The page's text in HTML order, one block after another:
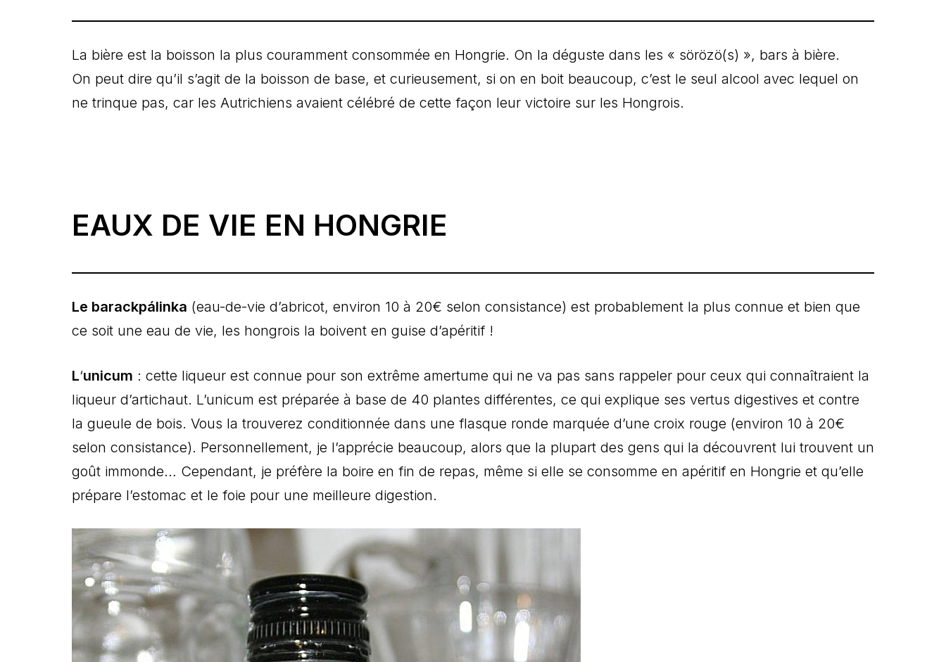
La bière est la boisson la plus couramment consommée en Hongrie. On la déguste dans les « sörözö(s) », bars à bière.
On peut dire qu’il s’agit de la boisson de base, et curieusement, si on en boit beaucoup, c’est le seul alcool avec lequel on
ne trinque pas, car les Autrichiens avaient célébré de cette façon leur victoire sur les Hongrois.
EAUX DE VIE EN HONGRIE
Le barackpálinka (eau-de-vie d’abricot, environ 10 à 20€ selon consistance) est probablement la plus connue et bien que
ce soit une eau de vie, les hongrois la boivent en guise d’apéritif !
L‘unicum : cette liqueur est connue pour son extrême amertume qui ne va pas sans rappeler pour ceux qui connaîtraient la
liqueur d’artichaut. L’unicum est préparée à base de 40 plantes différentes, ce qui explique ses vertus digestives et contre
la gueule de bois. Vous la trouverez conditionnée dans une flasque ronde marquée d’une croix rouge (environ 10 à 20€
selon consistance). Personnellement, je l’apprécie beaucoup, alors que la plupart des gens qui la découvrent lui trouvent un
goût immonde… Cependant, je préfère la boire en fin de repas, même si elle se consomme en apéritif en Hongrie et qu’elle
prépare l’estomac et le foie pour une meilleure digestion.